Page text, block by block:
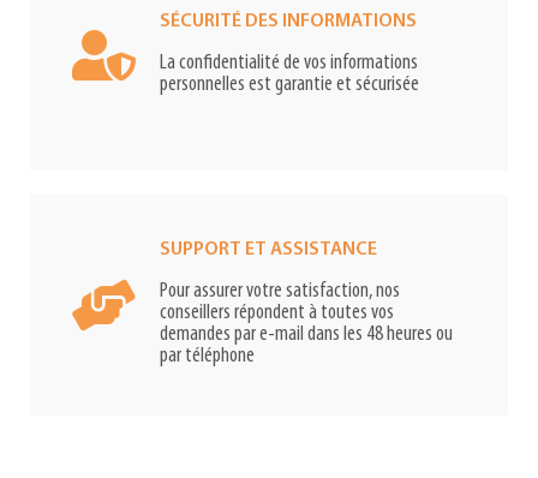
SÉCURITÉ DES INFORMATIONS
La confidentialité de vos informations
personnelles est garantie et sécurisée
SUPPORT ET ASSISTANCE
Pour assurer votre satisfaction, nos
conseillers répondent à toutes vos
demandes par e-mail dans les 48 heures ou
par téléphone